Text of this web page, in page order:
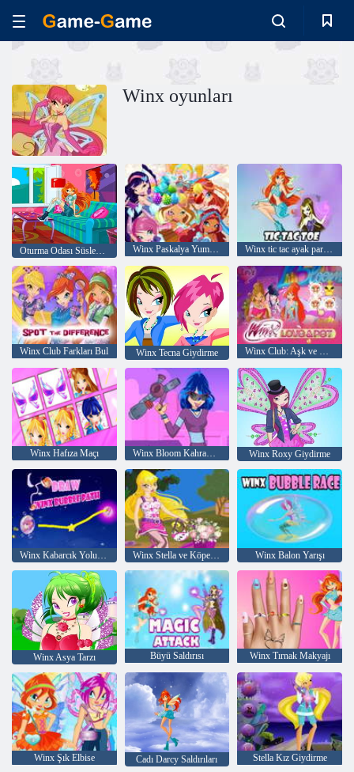
Winx oyunları
Oturma Odası Süslemeleri Winx Paskalya Yumurtası Oyunları Winx tic tac ayak parmağı
Winx Club Farkları Bul Winx Tecna Giydirme Winx Club: Aşk ve Evcil Hayvan
Winx Hafıza Maçı Winx Bloom Kahraman Tarzı Winx Roxy Giydirme
Winx Kabarcık Yolu Çiz Winx Stella ve Köpek Yavrusu Winx Balon Yarışı
Winx Asya Tarzı Büyü Saldırısı Winx Tırnak Makyajı
Winx Şık Elbise Cadı Darcy Saldırıları Stella Kız Giydirme